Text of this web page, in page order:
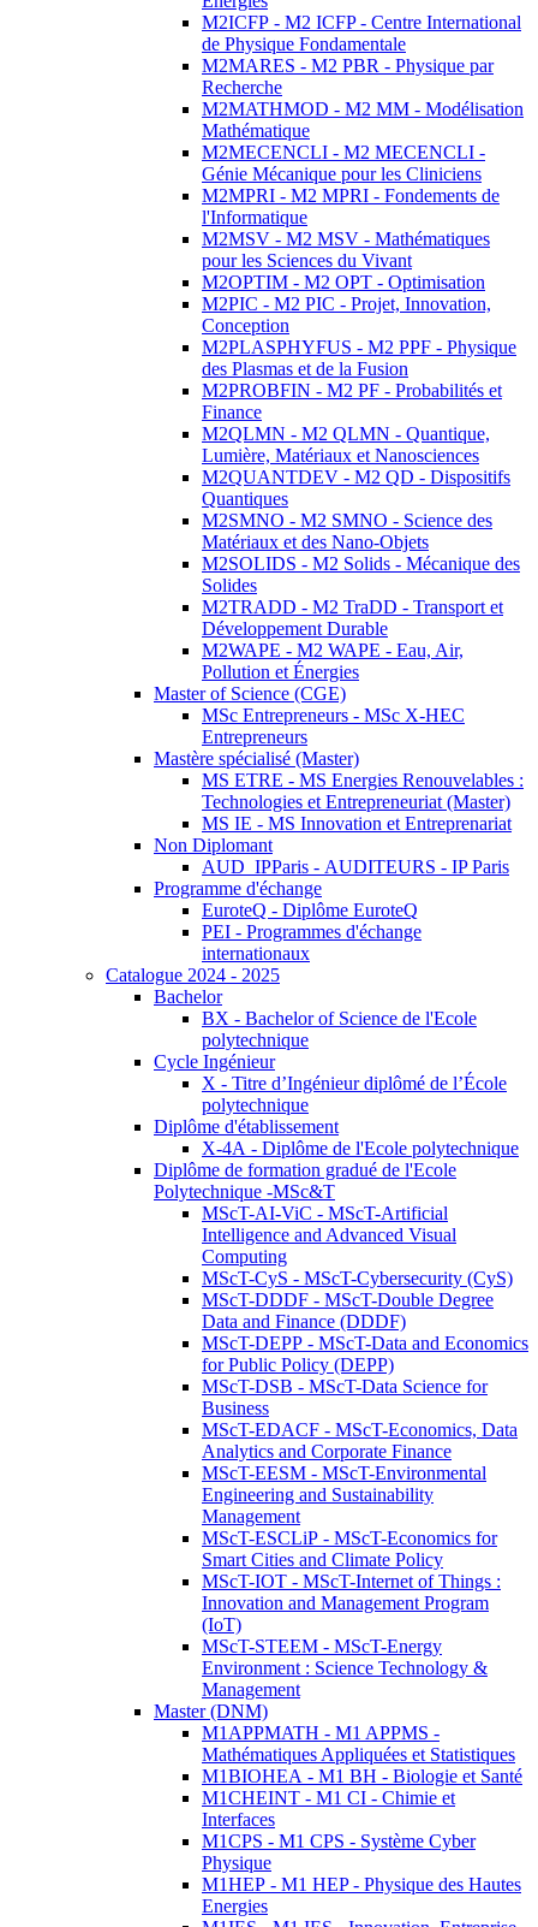
M2ICFP - M2 ICFP - Centre International
de Physique Fondamentale
M2MARES - M2 PBR - Physique par
Recherche
M2MATHMOD - M2 MM - Modélisation
Mathématique
M2MECENCLI - M2 MECENCLI -
Génie Mécanique pour les Cliniciens
M2MPRI - M2 MPRI - Fondements de
l'Informatique
M2MSV - M2 MSV - Mathématiques
pour les Sciences du Vivant
M2OPTIM - M2 OPT - Optimisation
M2PIC - M2 PIC - Projet, Innovation,
Conception
M2PLASPHYFUS - M2 PPF - Physique
des Plasmas et de la Fusion
M2PROBFIN - M2 PF - Probabilités et
Finance
M2QLMN - M2 QLMN - Quantique,
Lumière, Matériaux et Nanosciences
M2QUANTDEV - M2 QD - Dispositifs
Quantiques
M2SMNO - M2 SMNO - Science des
Matériaux et des Nano-Objets
M2SOLIDS - M2 Solids - Mécanique des
Solides
M2TRADD - M2 TraDD - Transport et
Développement Durable
M2WAPE - M2 WAPE - Eau, Air,
Pollution et Énergies
Master of Science (CGE)
MSc Entrepreneurs - MSc X-HEC
Entrepreneurs
Mastère spécialisé (Master)
MS ETRE - MS Energies Renouvelables :
Technologies et Entrepreneuriat (Master)
MS IE - MS Innovation et Entreprenariat
Non Diplomant
AUD_IPParis - AUDITEURS - IP Paris
Programme d'échange
EuroteQ - Diplôme EuroteQ
PEI - Programmes d'échange
internationaux
Catalogue 2024 - 2025
Bachelor
BX - Bachelor of Science de l'Ecole
polytechnique
Cycle Ingénieur
X - Titre d’Ingénieur diplômé de l’École
polytechnique
Diplôme d'établissement
X-4A - Diplôme de l'Ecole polytechnique
Diplôme de formation gradué de l'Ecole
Polytechnique -MSc&T
MScT-AI-ViC - MScT-Artificial
Intelligence and Advanced Visual
Computing
MScT-CyS - MScT-Cybersecurity (CyS)
MScT-DDDF - MScT-Double Degree
Data and Finance (DDDF)
MScT-DEPP - MScT-Data and Economics
for Public Policy (DEPP)
MScT-DSB - MScT-Data Science for
Business
MScT-EDACF - MScT-Economics, Data
Analytics and Corporate Finance
MScT-EESM - MScT-Environmental
Engineering and Sustainability
Management
MScT-ESCLiP - MScT-Economics for
Smart Cities and Climate Policy
MScT-IOT - MScT-Internet of Things :
Innovation and Management Program
(IoT)
MScT-STEEM - MScT-Energy
Environment : Science Technology &
Management
Master (DNM)
M1APPMATH - M1 APPMS -
Mathématiques Appliquées et Statistiques
M1BIOHEA - M1 BH - Biologie et Santé
M1CHEINT - M1 CI - Chimie et
Interfaces
M1CPS - M1 CPS - Système Cyber
Physique
M1HEP - M1 HEP - Physique des Hautes
Energies